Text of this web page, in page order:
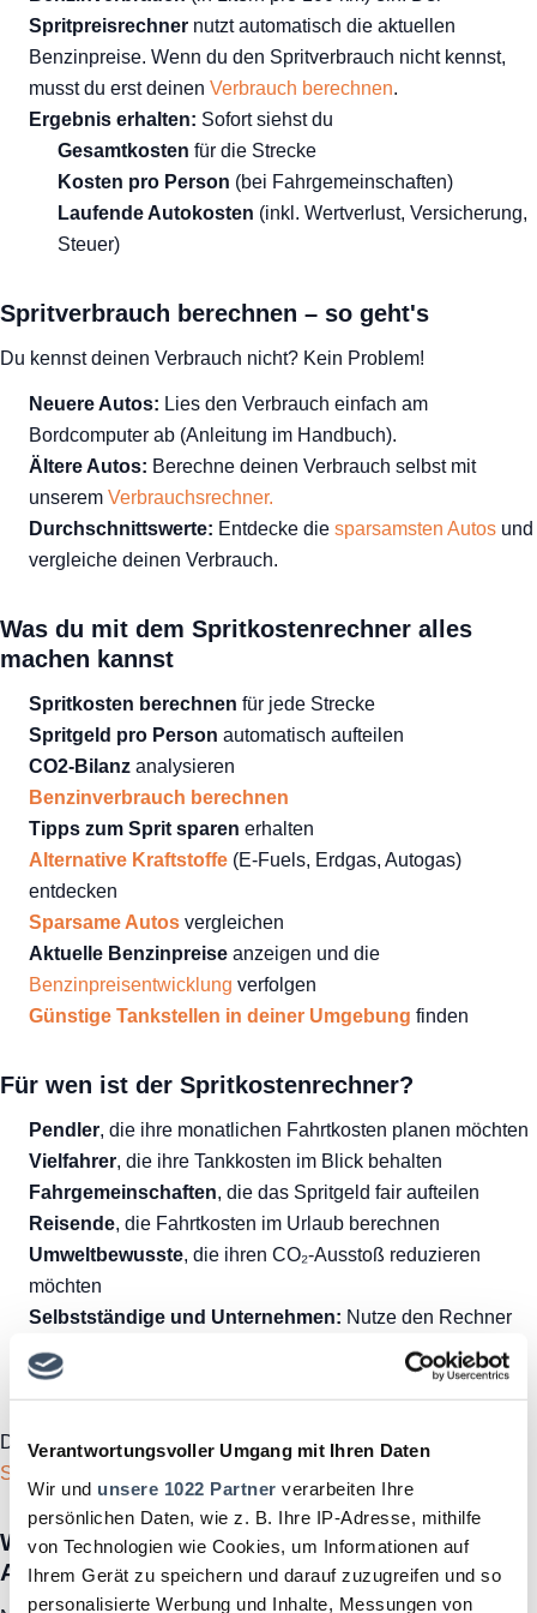
Verantwortungsvoller Umgang mit Ihren Daten
Wir und unsere 1022 Partner verarbeiten Ihre
persönlichen Daten, wie z. B. Ihre IP-Adresse, mithilfe
von Technologien wie Cookies, um Informationen auf
Ihrem Gerät zu speichern und darauf zuzugreifen und so
personalisierte Werbung und Inhalte, Messungen von
Spritpreisrechner nutzt automatisch die aktuellen
Benzinpreise. Wenn du den Spritverbrauch nicht kennst,
musst du erst deinen Verbrauch berechnen.
Ergebnis erhalten: Sofort siehst du
Gesamtkosten für die Strecke
Kosten pro Person (bei Fahrgemeinschaften)
Laufende Autokosten (inkl. Wertverlust, Versicherung,
Steuer)
Spritverbrauch berechnen – so geht's
Du kennst deinen Verbrauch nicht? Kein Problem!
Neuere Autos: Lies den Verbrauch einfach am
Bordcomputer ab (Anleitung im Handbuch).
Ältere Autos: Berechne deinen Verbrauch selbst mit
unserem Verbrauchsrechner.
Durchschnittswerte: Entdecke die sparsamsten Autos und
vergleiche deinen Verbrauch.
Was du mit dem Spritkostenrechner alles
machen kannst
Spritkosten berechnen für jede Strecke
Spritgeld pro Person automatisch aufteilen
CO2-Bilanz analysieren
Benzinverbrauch berechnen
Tipps zum Sprit sparen erhalten
Alternative Kraftstoffe (E-Fuels, Erdgas, Autogas)
entdecken
Sparsame Autos vergleichen
Aktuelle Benzinpreise anzeigen und die
Benzinpreisentwicklung verfolgen
Günstige Tankstellen in deiner Umgebung finden
Für wen ist der Spritkostenrechner?
Pendler, die ihre monatlichen Fahrtkosten planen möchten
Vielfahrer, die ihre Tankkosten im Blick behalten
Fahrgemeinschaften, die das Spritgeld fair aufteilen
Reisende, die Fahrtkosten im Urlaub berechnen
Umweltbewusste, die ihren CO₂-Ausstoß reduzieren
möchten
Selbstständige und Unternehmen: Nutze den Rechner
für die Reisekostenabrechnung oder zur Optimierung
deines Fuhrparks. Tipp: Mit einer gewerblichen Tankkarte
Den Einfluss des aktuellen Spritpreises kannst du mit dem
Spritpreisrechner
Weitere Rechner rund um Spritkosten und
Autofahrt